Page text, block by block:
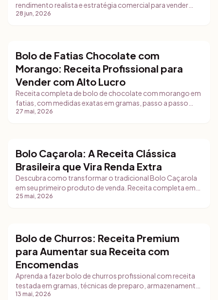
rendimento realista e estratégia comercial para vender
bolo no pote gourmet no Dia dos Pais com embalagem
28 jun, 2026
Bolo de Fatias Chocolate com
Morango: Receita Profissional para
Vender com Alto Lucro
Receita completa de bolo de chocolate com morango em
fatias, com medidas exatas em gramas, passo a passo
detalhado, dicas de food styling e estratégias de
27 mai, 2026
Bolo Caçarola: A Receita Clássica
Brasileira que Vira Renda Extra
Descubra como transformar o tradicional Bolo Caçarola
em seu primeiro produto de venda. Receita completa em
gramas, estratégias de comercialização e como precificar
25 mai, 2026
Bolos
Bolo de Churros: Receita Premium
para Aumentar sua Receita com
Encomendas
Aprenda a fazer bolo de churros profissional com receita
testada em gramas, técnicas de preparo, armazenamento
correto e estratégias de comercialização para sua
13 mai, 2026